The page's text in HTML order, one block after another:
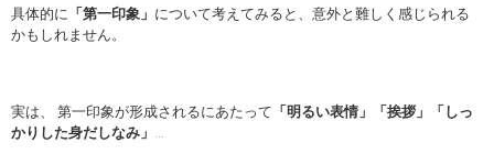
具体的に 「第一印象」 について考えてみると、意外と難しく感じられる
かもしれません。
実は、 第一印象が形成されるにあたって 「明るい表情」「挨拶」「しっ
かりした身だしなみ」